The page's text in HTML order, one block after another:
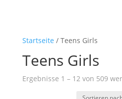
Startseite / Teens Girls
Teens Girls
Ergebnisse 1 – 12 von 509